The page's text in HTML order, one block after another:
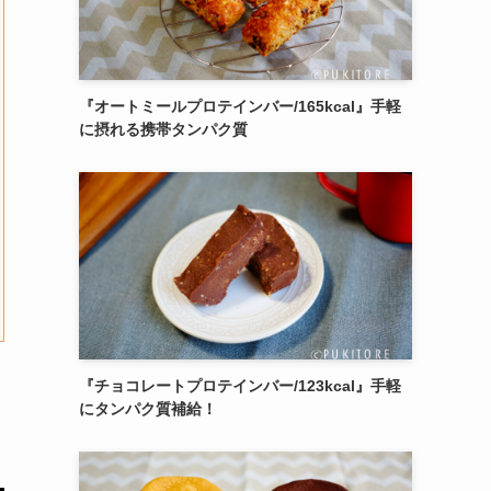
『オートミールプロテインバー/165kcal』手軽
に摂れる携帯タンパク質
『チョコレートプロテインバー/123kcal』手軽
にタンパク質補給！